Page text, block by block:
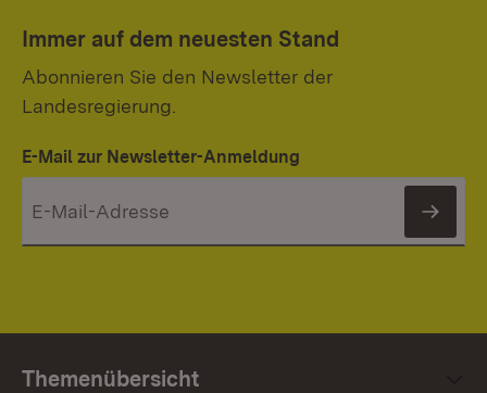
Immer auf dem neuesten Stand
Abonnieren Sie den Newsletter der
Landesregierung.
E-Mail zur Newsletter-Anmeldung
Themenübersicht